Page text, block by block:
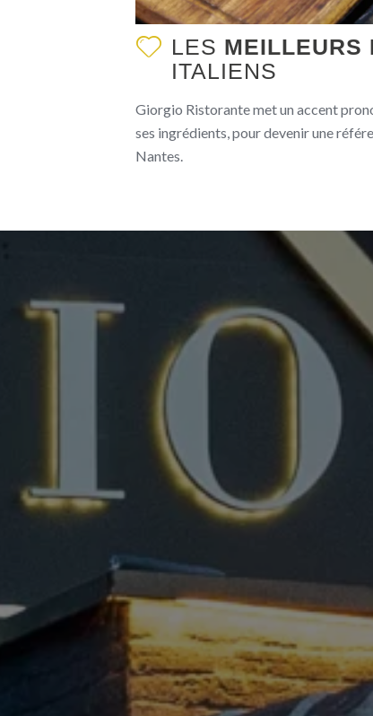
LES MEILLEURS
ITALIENS
Giorgio Ristorante met un accent
ses ingrédients, pour devenir une
Nantes.